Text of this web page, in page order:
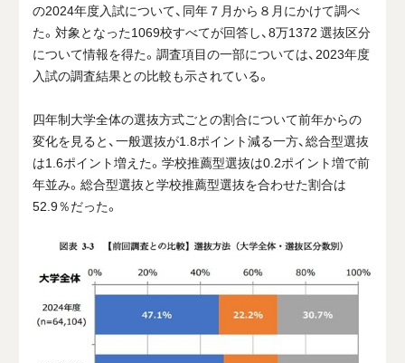
の2024年度入試について、同年７月から８月にかけて調べ
た。対象となった1069校すべてが回答し、8万1372選抜区分
について情報を得た。調査項目の一部については、2023年度
入試の調査結果との比較も示されている。
四年制大学全体の選抜方式ごとの割合について前年からの
変化を見ると、一般選抜が1.8ポイント減る一方、総合型選抜
は1.6ポイント増えた。学校推薦型選抜は0.2ポイント増で前
年並み。総合型選抜と学校推薦型選抜を合わせた割合は
52.9％だった。